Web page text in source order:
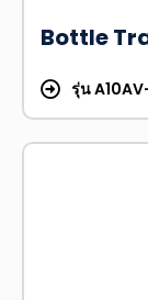
Bottle
รุ่น